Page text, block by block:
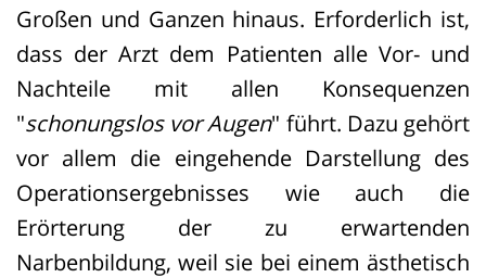
Großen und Ganzen hinaus. Erforderlich ist,
dass der Arzt dem Patienten alle Vor- und
Nachteile mit allen Konsequenzen
"schonungslos vor Augen" führt. Dazu gehört
vor allem die eingehende Darstellung des
Operationsergebnisses wie auch die
Erörterung der zu erwartenden
Narbenbildung, weil sie bei einem ästhetisch